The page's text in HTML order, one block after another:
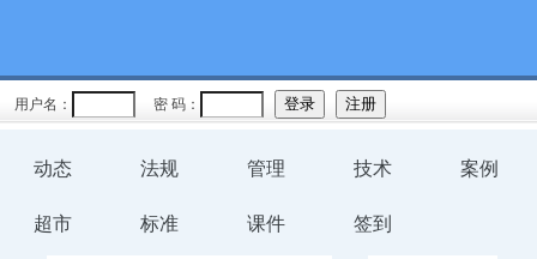
用户名： 密 码：
动态 法规 管理 技术 案例
超市 标准 课件 签到